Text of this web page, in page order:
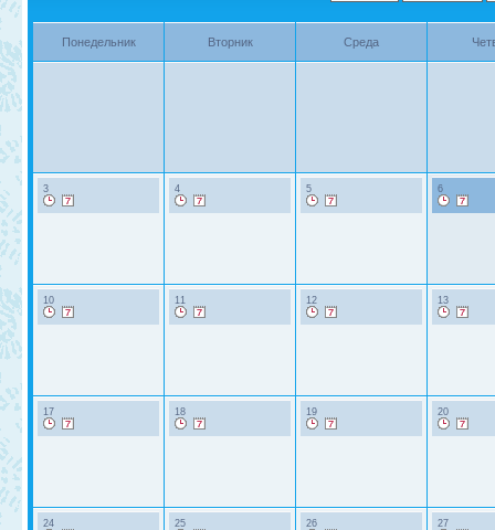
Понедельник Вторник Среда
3 4 5 6
10 11 12 13
17 18 19 20
24 25 26 27